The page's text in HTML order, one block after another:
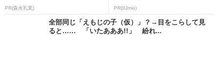
PR(森永乳業) PR(IIJmio)
全部同じ「えもじの子（仮）」？→目をこらして見
ると…… 「いたあああ!!」 紛れ...